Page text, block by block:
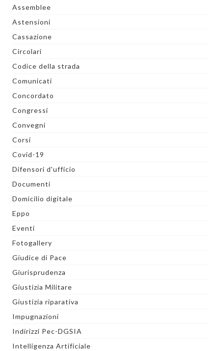
Assemblee
Astensioni
Cassazione
Circolari
Codice della strada
Comunicati
Concordato
Congressi
Convegni
Corsi
Covid-19
Difensori d'ufficio
Documenti
Domicilio digitale
Eppo
Eventi
Fotogallery
Giudice di Pace
Giurisprudenza
Giustizia Militare
Giustizia riparativa
Impugnazioni
Indirizzi Pec-DGSIA
Intelligenza Artificiale